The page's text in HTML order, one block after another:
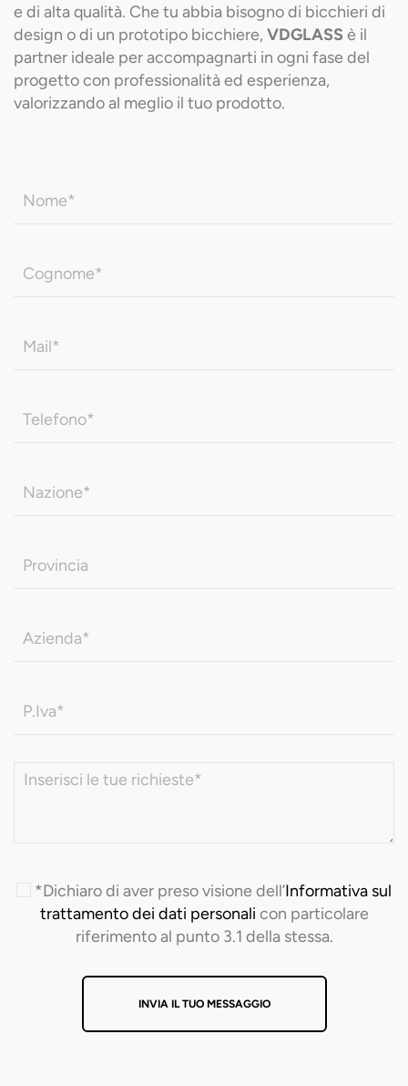
e di alta qualità. Che tu abbia bisogno di bicchieri di
design o di un prototipo bicchiere, VDGLASS è il
partner ideale per accompagnarti in ogni fase del
progetto con professionalità ed esperienza,
valorizzando al meglio il tuo prodotto.
*Dichiaro di aver preso visione dell’Informativa sul
trattamento dei dati personali con particolare
riferimento al punto 3.1 della stessa.